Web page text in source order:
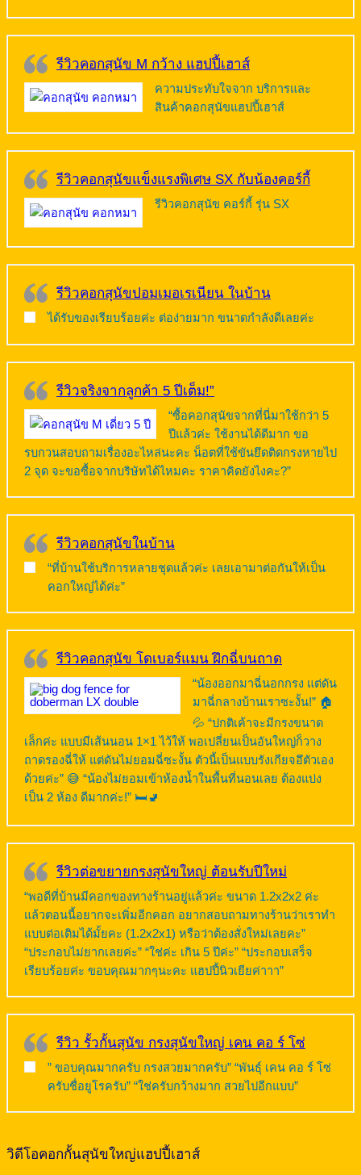
รีวิวคอกสุนัข M กว้าง แฮปปี้เฮาส์
ความประทับใจจาก บริการและ
สินค้าคอกสุนัขแฮปปี้เฮาส์
รีวิวคอกสุนัขแข็งแรงพิเศษ SX กับน้องคอร์กี้
รีวิวคอกสุนัข คอร์กี้ รุ่น SX
รีวิวคอกสุนัขปอมเมอเรเนียน ในบ้าน
ได้รับของเรียบร้อยค่ะ ต่อง่ายมาก ขนาดกำลังดีเลยค่ะ
รีวิวจริงจากลูกค้า 5 ปีเต็ม!”
“ซื้อคอกสุนัขจากที่นี่มาใช้กว่า 5
ปีแล้วค่ะ ใช้งานได้ดีมาก ขอ
รบกวนสอบถามเรื่องอะไหล่นะคะ น็อตที่ใช้ขันยึดติดกรงหายไป
2 จุด จะขอซื้อจากบริษัทได้ไหมคะ ราคาคิดยังไงคะ?”
รีวิวคอกสุนัขในบ้าน
“ที่บ้านใช้บริการหลายชุดแล้วค่ะ เลยเอามาต่อกันให้เป็น
คอกใหญ่ได้ค่ะ”
รีวิวคอกสุนัข โดเบอร์แมน ฝึกฉี่บนถาด
“น้องออกมาฉี่นอกกรง แต่ดัน
มาฉี่กลางบ้านเราซะงั้น!” 🏠
💦 “ปกติเค้าจะมีกรงขนาด
เล็กค่ะ แบบมีเส้นนอน 1×1 ไว้ให้ พอเปลี่ยนเป็นอันใหญ่ก็วาง
ถาดรองฉี่ให้ แต่ดันไม่ยอมฉี่ซะงั้น ตัวนี้เป็นแบบรังเกียจอึตัวเอง
ด้วยค่ะ” 😅 “น้องไม่ยอมเข้าห้องน้ำในพื้นที่นอนเลย ต้องแบ่ง
เป็น 2 ห้อง ดีมากค่ะ!” 🛏️🚽
รีวิวต่อขยายกรงสุนัขใหญ่ ต้อนรับปีใหม่
“พอดีที่บ้านมีคอกของทางร้านอยู่แล้วค่ะ ขนาด 1.2x2x2 ค่ะ
แล้วตอนนี้อยากจะเพิ่มอีกคอก อยากสอบถามทางร้านว่าเราทำ
แบบต่อเติมได้มั้ยคะ (1.2x2x1) หรือว่าต้องสั่งใหม่เลยคะ”
“ประกอบไม่ยากเลยค่ะ” “ใช่ค่ะ เกิน 5 ปีค่ะ” “ประกอบเสร็จ
เรียบร้อยค่ะ ขอบคุณมากๆนะคะ แฮปปี้นิวเยียค่าาา”
รีวิว รั้วกั้นสุนัข กรงสุนัขใหญ่ เคน คอ ร์ โซ่
” ขอบคุณมากครับ กรงสวยมากครับ” “พันธุ์ เคน คอ ร์ โซ่
ครับชื่อยูโรครับ” “ใช่ครับกว้างมาก สวยไปอีกแบบ”
วิดีโอคอกกั้นสุนัขใหญ่แฮปปี้เฮาส์